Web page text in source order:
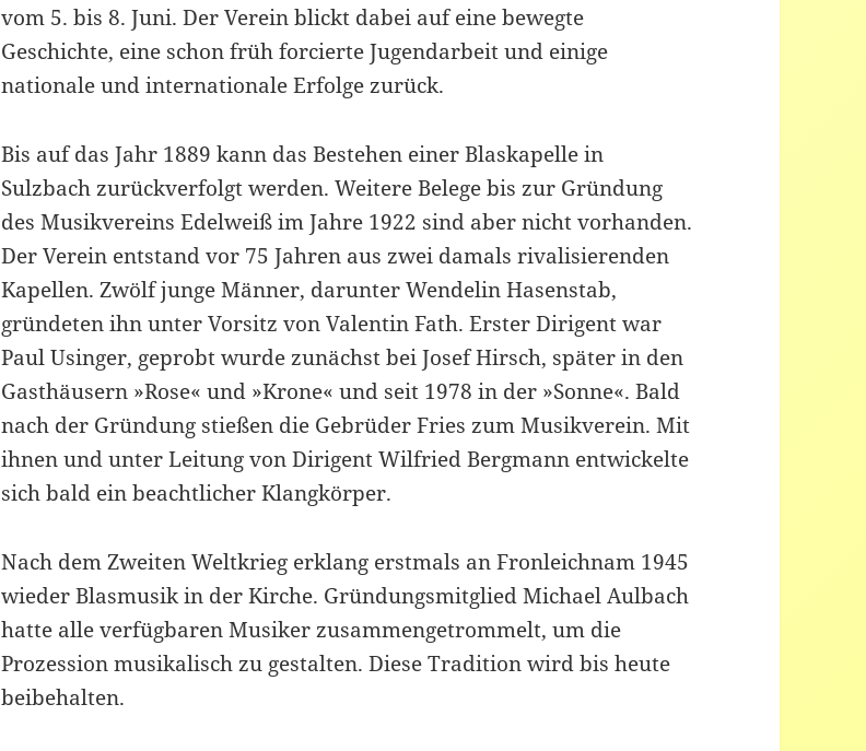
vom 5. bis 8. Juni. Der Verein blickt dabei auf eine bewegte
Geschichte, eine schon früh forcierte Jugendarbeit und einige
nationale und internationale Erfolge zurück.
Bis auf das Jahr 1889 kann das Bestehen einer Blaskapelle in
Sulzbach zurückverfolgt werden. Weitere Belege bis zur Gründung
des Musikvereins Edelweiß im Jahre 1922 sind aber nicht vorhanden.
Der Verein entstand vor 75 Jahren aus zwei damals rivalisierenden
Kapellen. Zwölf junge Männer, darunter Wendelin Hasenstab,
gründeten ihn unter Vorsitz von Valentin Fath. Erster Dirigent war
Paul Usinger, geprobt wurde zunächst bei Josef Hirsch, später in den
Gasthäusern »Rose« und »Krone« und seit 1978 in der »Sonne«. Bald
nach der Gründung stießen die Gebrüder Fries zum Musikverein. Mit
ihnen und unter Leitung von Dirigent Wilfried Bergmann entwickelte
sich bald ein beachtlicher Klangkörper.
Nach dem Zweiten Weltkrieg erklang erstmals an Fronleichnam 1945
wieder Blasmusik in der Kirche. Gründungsmitglied Michael Aulbach
hatte alle verfügbaren Musiker zusammengetrommelt, um die
Prozession musikalisch zu gestalten. Diese Tradition wird bis heute
beibehalten.